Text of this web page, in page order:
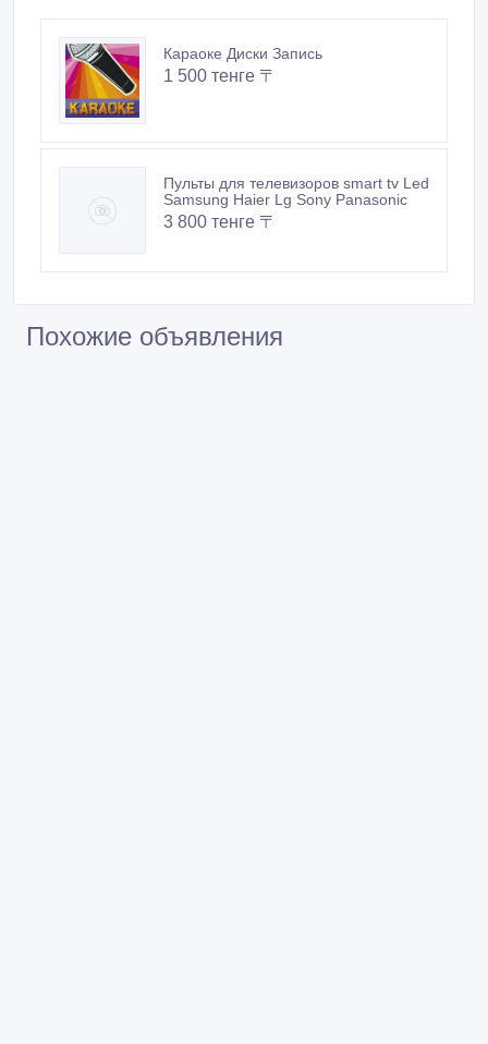
Караоке Диски Запись
1 500 тенге 〒
Пульты для телевизоров smart tv Led
Samsung Haier Lg Sony Panasonic
3 800 тенге 〒
Похожие объявления